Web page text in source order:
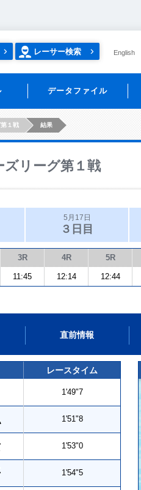
レーサー検索 English
データファイル
１戦 結果
ズリーグ第１戦
5月17日
３日目
3R 4R 5R
11:45 12:14 12:44
直前情報
レースタイム
1'49"7
1'51"8
1'53"0
1'54"5